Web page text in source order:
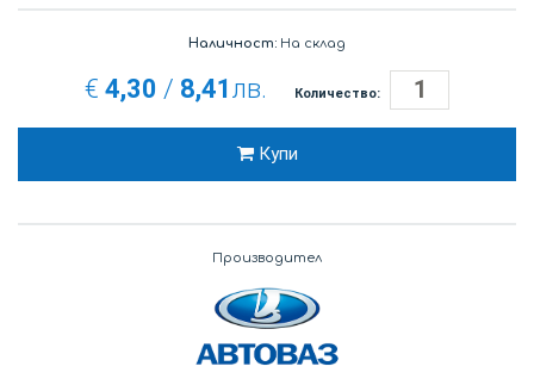
Наличност: На склад
€ 4,30 / 8,41 лв. Количество:
Купи
Производител